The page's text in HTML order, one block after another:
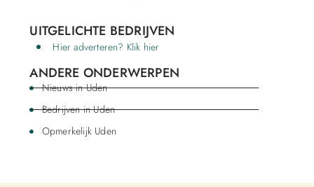
UITGELICHTE BEDRIJVEN
Hier adverteren? Klik hier
ANDERE ONDERWERPEN
Nieuws in Uden
Bedrijven in Uden
Opmerkelijk Uden